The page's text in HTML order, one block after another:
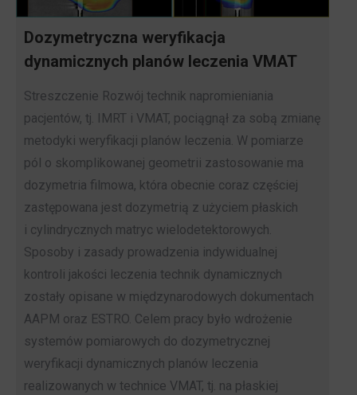
Dozymetryczna weryfikacja
dynamicznych planów leczenia VMAT
Streszczenie Rozwój technik napromieniania
pacjentów, tj. IMRT i VMAT, pociągnął za sobą zmianę
metodyki weryfikacji planów leczenia. W pomiarze
pól o skomplikowanej geometrii zastosowanie ma
dozymetria filmowa, która obecnie coraz częściej
zastępowana jest dozymetrią z użyciem płaskich
i cylindrycznych matryc wielodetektorowych.
Sposoby i zasady prowadzenia indywidualnej
kontroli jakości leczenia technik dynamicznych
zostały opisane w międzynarodowych dokumentach
AAPM oraz ESTRO. Celem pracy było wdrożenie
systemów pomiarowych do dozymetrycznej
weryfikacji dynamicznych planów leczenia
realizowanych w technice VMAT, tj. na płaskiej